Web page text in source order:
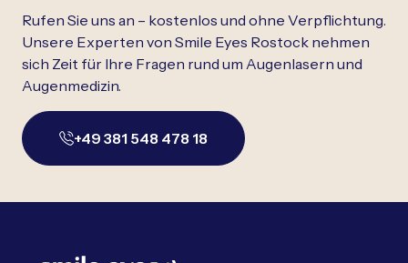
Rufen Sie uns an – kostenlos und ohne Verpflichtung.
Unsere Experten von Smile Eyes Rostock nehmen
sich Zeit für Ihre Fragen rund um Augenlasern und
Augenmedizin.
+49 381 548 478 18